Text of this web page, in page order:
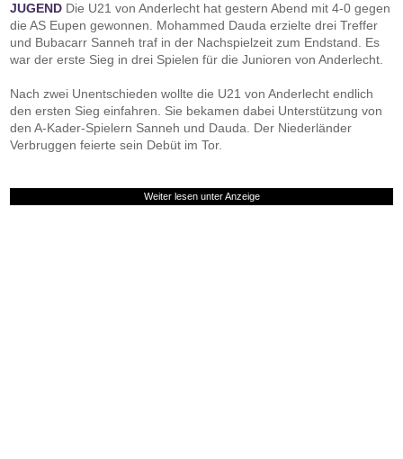
JUGEND Die U21 von Anderlecht hat gestern Abend mit 4-0 gegen
die AS Eupen gewonnen. Mohammed Dauda erzielte drei Treffer
und Bubacarr Sanneh traf in der Nachspielzeit zum Endstand. Es
war der erste Sieg in drei Spielen für die Junioren von Anderlecht.
Nach zwei Unentschieden wollte die U21 von Anderlecht endlich
den ersten Sieg einfahren. Sie bekamen dabei Unterstützung von
den A-Kader-Spielern Sanneh und Dauda. Der Niederländer
Verbruggen feierte sein Debüt im Tor.
Weiter lesen unter Anzeige